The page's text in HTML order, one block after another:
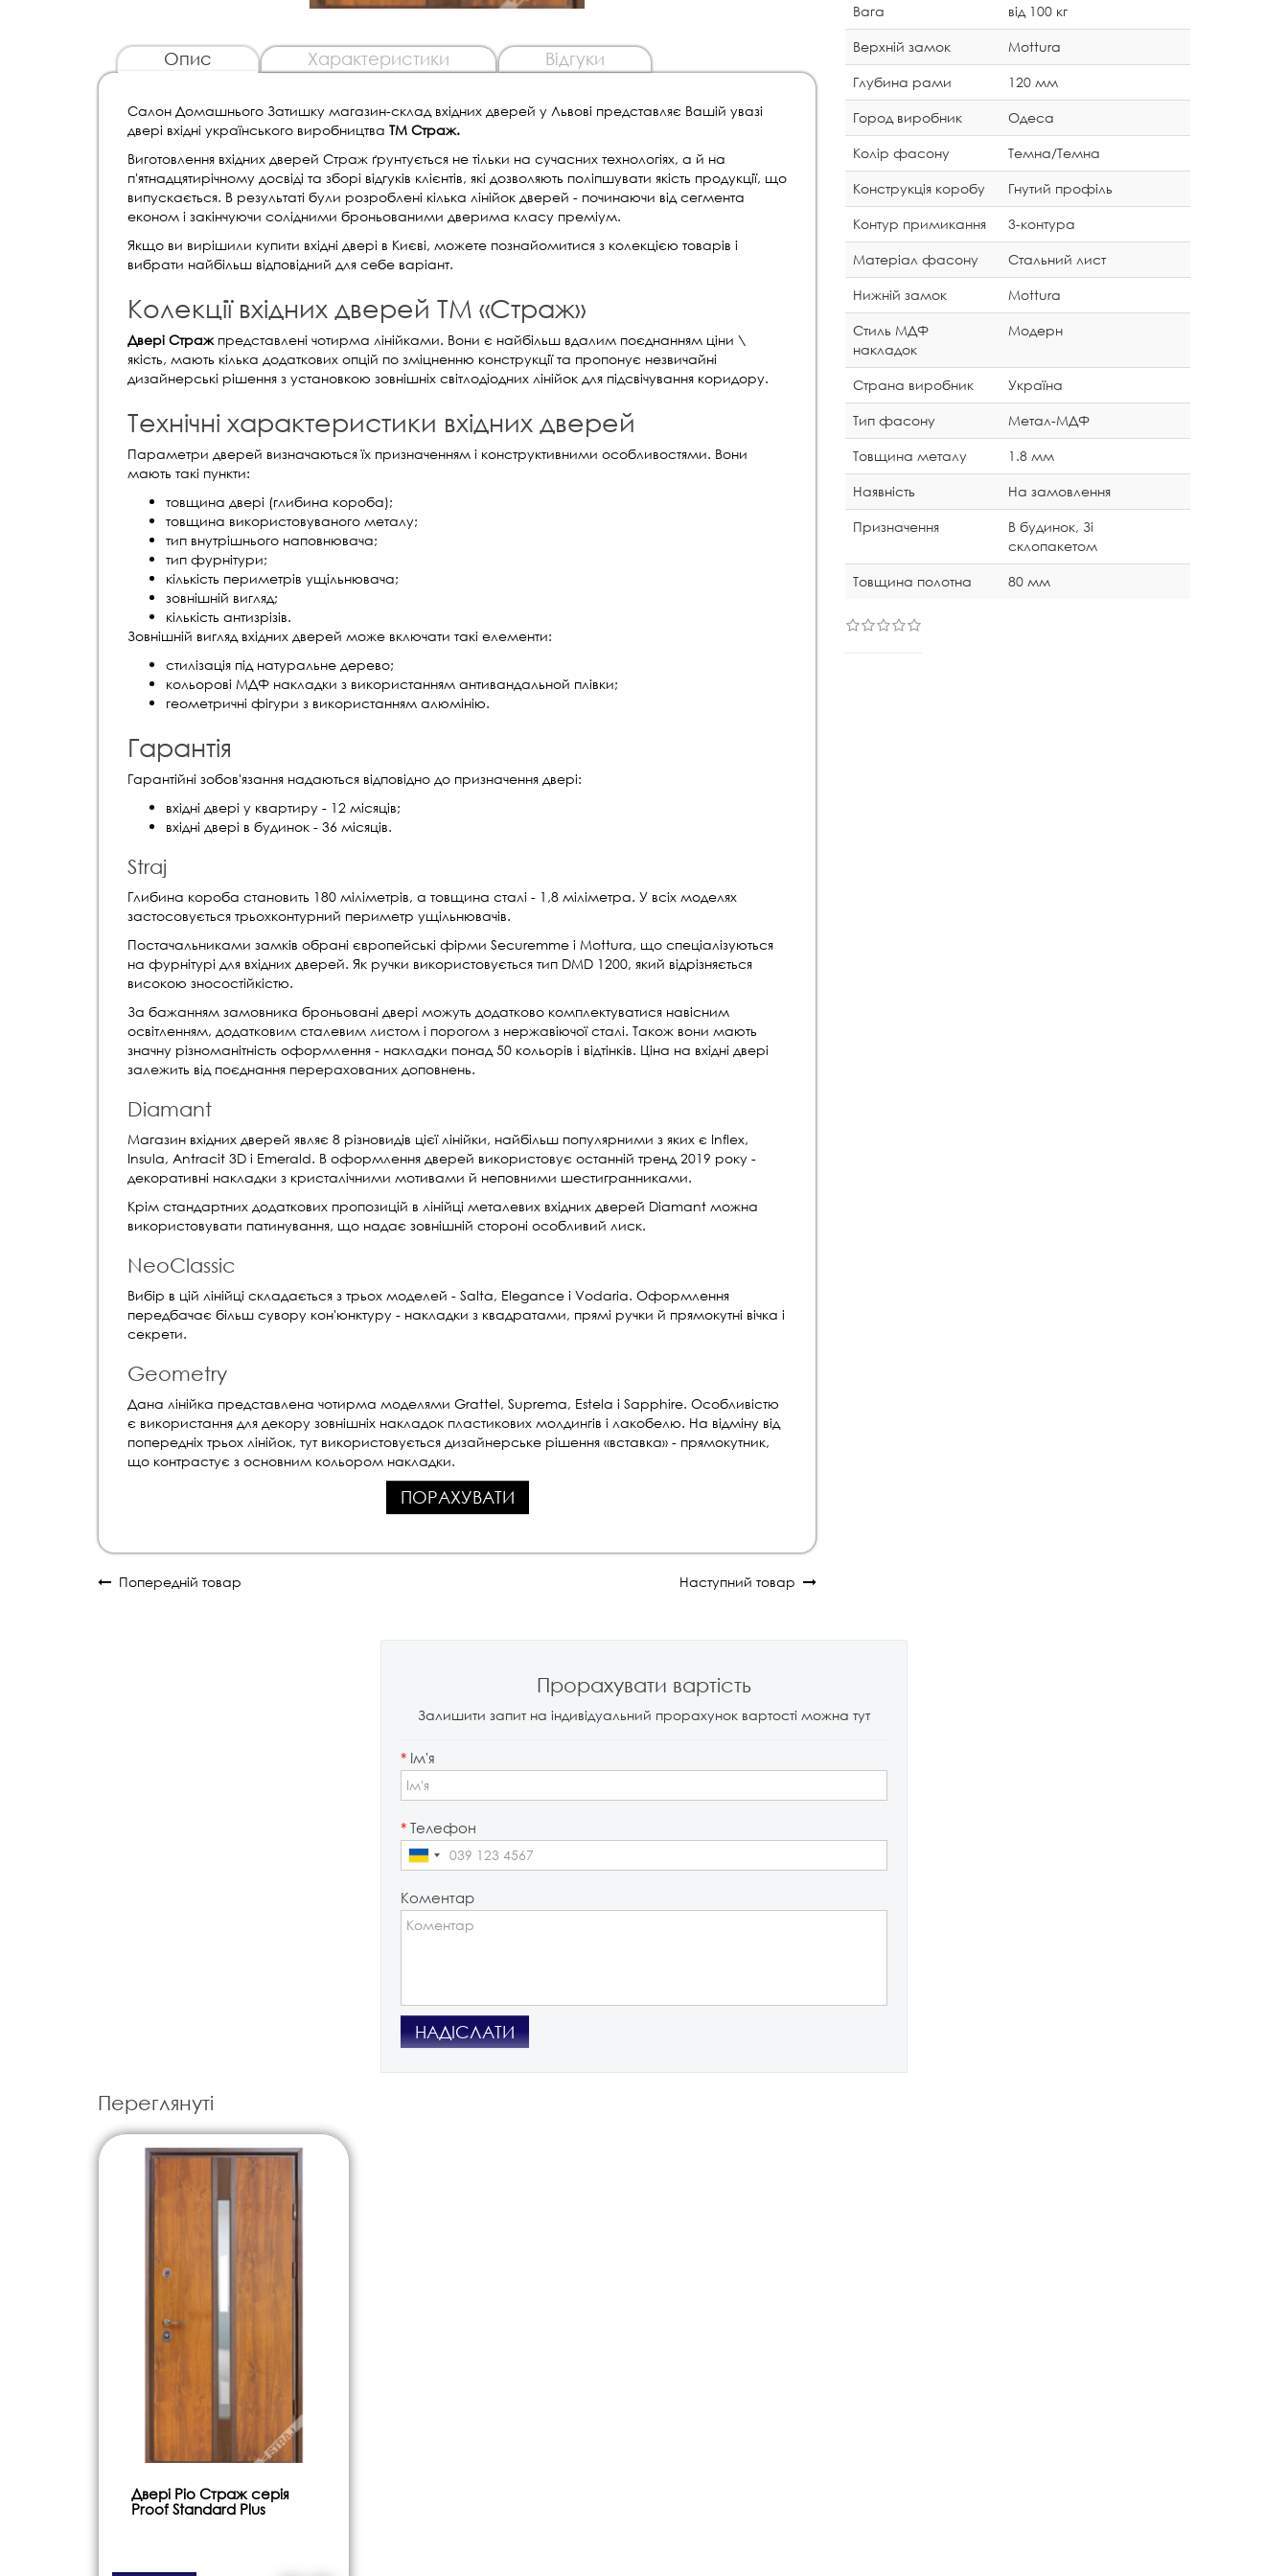
Опис Характеристики Відгуки
Салон Домашнього Затишку магазин-склад вхідних дверей у Львові представляє Вашій увазі
двері вхідні українського виробництва ТМ Страж.
Виготовлення вхідних дверей Страж ґрунтується не тільки на сучасних технологіях, а й на
п'ятнадцятирічному досвіді та зборі відгуків клієнтів, які дозволяють поліпшувати якість продукції, що
випускається. В результаті були розроблені кілька лінійок дверей - починаючи від сегмента
економ і закінчуючи солідними броньованими дверима класу преміум.
Якщо ви вирішили купити вхідні двері в Києві, можете познайомитися з колекцією товарів і
вибрати найбільш відповідний для себе варіант.
Колекції вхідних дверей ТМ «Страж»
Двері Стражпредставлені чотирма лінійками. Вони є найбільш вдалим поєднанням ціни \
якість, мають кілька додаткових опцій по зміцненню конструкції та пропонує незвичайні
дизайнерські рішення з установкою зовнішніх світлодіодних лінійок для підсвічування коридору.
Технічні характеристики вхідних дверей
Параметри дверей визначаються їх призначенням і конструктивними особливостями. Вони
мають такі пункти:
товщина двері (глибина короба);
товщина використовуваного металу;
тип внутрішнього наповнювача;
тип фурнітури;
кількість периметрів ущільнювача;
зовнішній вигляд;
кількість антизрізів.
Зовнішній вигляд вхідних дверей може включати такі елементи:
стилізація під натуральне дерево;
кольорові МДФ накладки з використанням антивандальной плівки;
геометричні фігури з використанням алюмінію.
Гарантія
Гарантійні зобов'язання надаються відповідно до призначення двері:
вхідні двері у квартиру - 12 місяців;
вхідні двері в будинок - 36 місяців.
Straj
Глибина короба становить 180 міліметрів, а товщина сталі - 1,8 міліметра. У всіх моделях
застосовується трьохконтурний периметр ущільнювачів.
Постачальниками замків обрані європейські фірми Securemme і Mottura, що спеціалізуються
на фурнітурі для вхідних дверей. Як ручки використовується тип DMD 1200, який відрізняється
високою зносостійкістю.
За бажанням замовника броньовані двері можуть додатково комплектуватися навісним
освітленням, додатковим сталевим листом і порогом з нержавіючої сталі. Також вони мають
значну різноманітність оформлення - накладки понад 50 кольорів і відтінків. Ціна на вхідні двері
залежить від поєднання перерахованих доповнень.
Diamant
Магазин вхідних дверей являє 8 різновидів цієї лінійки, найбільш популярними з яких є Inflex,
Insula, Antracit 3D і Emerald. В оформлення дверей використовує останній тренд 2019 року -
декоративні накладки з кристалічними мотивами й неповними шестигранниками.
Крім стандартних додаткових пропозицій в лінійці металевих вхідних дверей Diamant можна
використовувати патинування, що надає зовнішній стороні особливий лиск.
NeoClassic
Вибір в цій лінійці складається з трьох моделей - Salta, Elegance і Vodaria. Оформлення
передбачає більш сувору кон'юнктуру - накладки з квадратами, прямі ручки й прямокутні вічка і
секрети.
Geometry
Дана лінійка представлена ​​чотирма моделями Grattel, Suprema, Estela і Sapphire. Особливістю
є використання для декору зовнішніх накладок пластикових молдингів і лакобелю. На відміну від
попередніх трьох лінійок, тут використовується дизайнерське рішення «вставка» - прямокутник,
що контрастує з основним кольором накладки.
ПОРАХУВАТИ
Попередній товар Наступний товар
Вага
від 100 кг
Верхній замок
Mottura
Глубина рами
120 мм
Город виробник
Одеса
Колір фасону
Темна/Темна
Конструкція коробу
Гнутий профіль
Контур примикання
3-контура
Матеріал фасону
Стальний лист
Нижній замок
Mottura
Стиль МДФ
накладок
Модерн
Страна виробник
Україна
Тип фасону
Метал-МДФ
Товщина металу
1.8 мм
Наявність
На замовлення
Призначення
В будинок, Зі
склопакетом
Товщина полотна
80 мм
Прорахувати вартість
Залишити запит на індивідуальний прорахунок вартості можна тут
* Ім'я
* Телефон
Коментар
НАДІСЛАТИ
Переглянуті
Двері Ріо Страж серія
Proof Standard Plus